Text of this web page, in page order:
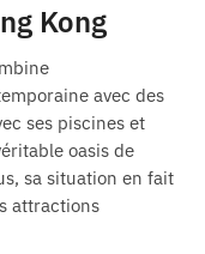
Kong
avec des
ses piscines et
oasis de
sa situation en fait
attractions